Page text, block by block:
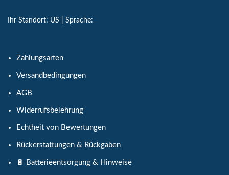
Ihr Standort: US | Sprache:
Zahlungsarten
Versandbedingungen
AGB
Widerrufsbelehrung
Echtheit von Bewertungen
Rückerstattungen & Rückgaben
🔋 Batterieentsorgung & Hinweise